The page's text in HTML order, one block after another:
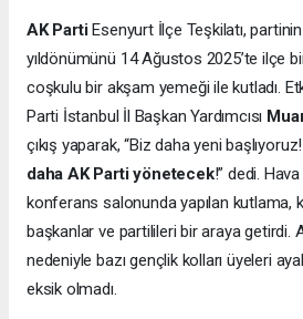
AK PartiEsenyurt İlçe Teşkilatı,
yıldönümünü 14 Ağustos 2025’te ilçe
coşkulu bir akşam yemeği ile kutladı.
Parti İstanbul İl Başkan Yardımcısı
çıkış yaparak, “Biz daha yeni başlıyoruz!
daha AK Parti yönetecek!” dedi.
konferans salonunda yapılan kutlama,
başkanlar ve partilileri bir araya getirdi.
nedeniyle bazı gençlik kolları üyeleri
eksik olmadı.